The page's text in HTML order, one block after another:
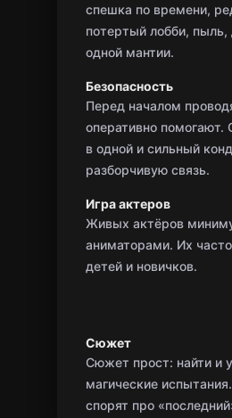
спешка по времени,
потертый лобби,
одной мантии.
Безопасность
Перед началом
оперативно
в одной и сильный
разборчивую связь.
Игра актеров
Живых актёров
аниматорами. Их
детей и новичков.
Сюжет
Сюжет прост: найти и
магические
спорят про